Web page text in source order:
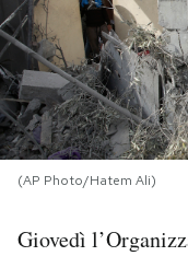
PODCAST
NEWSLETTER
I MIEI PREFERITI
SHOP
(AP Photo/Hatem Ali)
Giovedì